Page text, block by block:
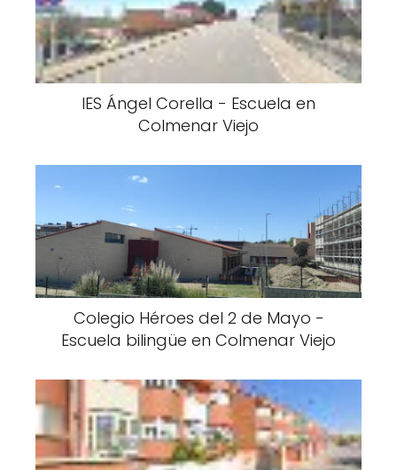
IES Ángel Corella - Escuela en
Colmenar Viejo
Colegio Héroes del 2 de Mayo -
Escuela bilingüe en Colmenar Viejo